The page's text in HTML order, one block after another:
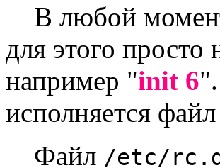
В любой
для этого
например "init 6".
исполняется файл
Файл /etc/